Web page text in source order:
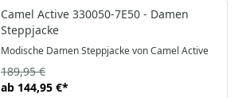
-24%
Camel Active 330050-7E50 - Damen
Steppjacke
Modische Damen Steppjacke von Camel Active
ab 144,95 €*
189,95 €